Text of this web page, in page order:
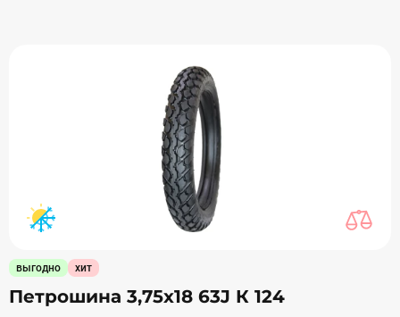
выгодно хит
Петрошина 3,75х18 63J К 124